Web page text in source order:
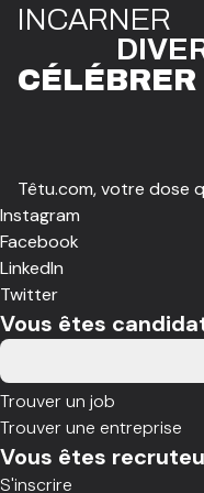
INCARNER
DIVE
CÉLÉBRER
Têtu.com, votre dose
Instagram
Facebook
LinkedIn
Twitter
Vous êtes
Trouver un job
Trouver une entreprise
Vous êtes
S'inscrire